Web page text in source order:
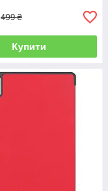
499 ₴
Купити